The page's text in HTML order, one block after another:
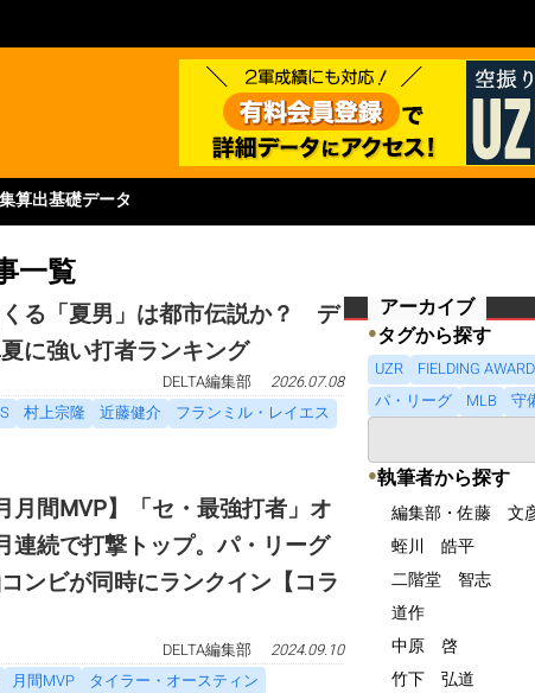
算出基礎データ
一覧
る「夏男」は都市伝説か？ デ
に強い打者ランキング
DELTA編集部
2026.07.08
村上宗隆 近藤健介 フランミル・レイエス
月間MVP】「セ・最強打者」オ
連続で打撃トップ。パ・リーグ
ンビが同時にランクイン【コラ
DELTA編集部
2024.09.10
月間MVP
タイラー・オースティン
アーカイブ
●タグから探す
UZR FIELDING
パ・リーグ
MLB 守
●執筆者から探す
編集部・佐藤 文
蛭川 皓平
二階堂 智志
道作
中原 啓
竹下 弘道